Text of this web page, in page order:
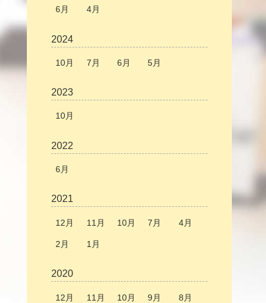
6月 4月
2024
10月 7月 6月 5月
2023
10月
2022
6月
2021
12月 11月 10月 7月 4月
2月 1月
2020
12月 11月 10月 9月 8月